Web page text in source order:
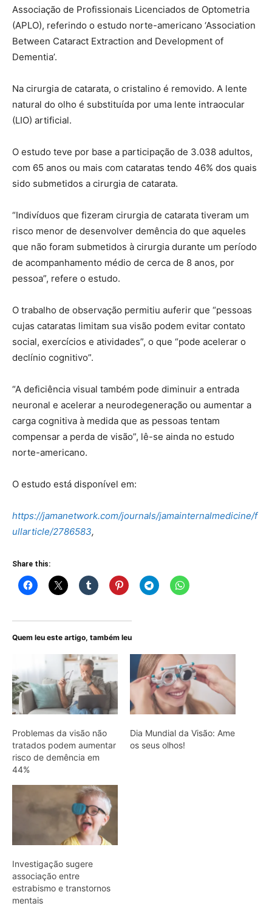
Associação de Profissionais Licenciados de Optometria
(APLO), referindo o estudo norte-americano ‘Association
Between Cataract Extraction and Development of
Dementia’.
Na cirurgia de catarata, o cristalino é removido. A lente
natural do olho é substituída por uma lente intraocular
(LIO) artificial.
O estudo teve por base a participação de 3.038 adultos,
com 65 anos ou mais com cataratas tendo 46% dos quais
sido submetidos a cirurgia de catarata.
“Indivíduos que fizeram cirurgia de catarata tiveram um
risco menor de desenvolver demência do que aqueles
que não foram submetidos à cirurgia durante um período
de acompanhamento médio de cerca de 8 anos, por
pessoa”, refere o estudo.
O trabalho de observação permitiu auferir que “pessoas
cujas cataratas limitam sua visão podem evitar contato
social, exercícios e atividades”, o que “pode acelerar o
declínio cognitivo”.
“A deficiência visual também pode diminuir a entrada
neuronal e acelerar a neurodegeneração ou aumentar a
carga cognitiva à medida que as pessoas tentam
compensar a perda de visão”, lê-se ainda no estudo
norte-americano.
O estudo está disponível em:
https://jamanetwork.com/journals/jamainternalmedicine/f
ullarticle/2786583,
Share this:
Quem leu este artigo, também leu
Problemas da visão não
tratados podem aumentar
risco de demência em
44%
Dia Mundial da Visão: Ame
os seus olhos!
Investigação sugere
associação entre
estrabismo e transtornos
mentais